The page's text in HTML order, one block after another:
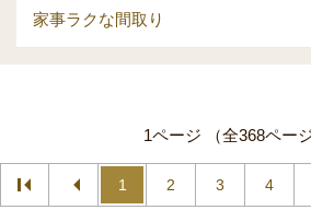
家事ラクな間取り
1ページ （全368ページ
1 2 3 4